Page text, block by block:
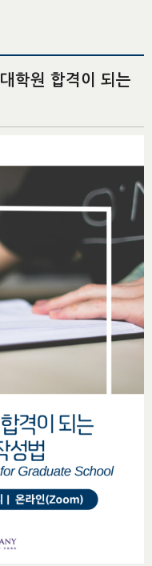
학원 합격이 되는